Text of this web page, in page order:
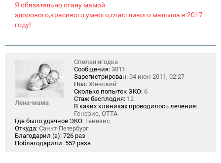
Я обязательно стану мамой
здорового,красивого,умного,счастливого малыша в 2017
году!
Лена-мама
Спелая ягодка
Сообщения: 3011
Зарегистрирован: 04 июн 2011, 02:27
Пол: Женский
Сколько попыток ЭКО: 6
Стаж бесплодия: 12
В каких клиниках проводилось лечение:
Генезис, ОТТА
Где было удачное ЭКО: Генезис
Откуда: Санкт-Петербург
Благодарил (а): 726 раз
Поблагодарили: 552 раза